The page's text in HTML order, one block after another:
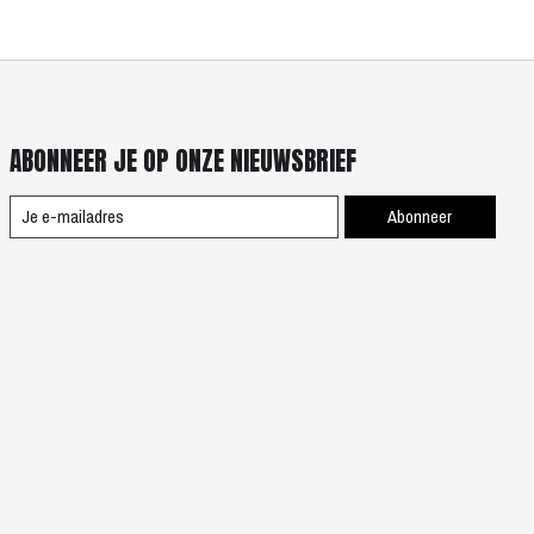
ABONNEER JE OP ONZE NIEUWSBRIEF
Abonneer